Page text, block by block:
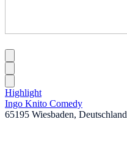
Highlight
Ingo Knito Comedy
65195 Wiesbaden, Deutschland